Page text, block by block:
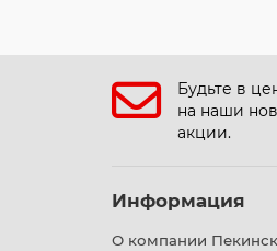
Будьте в
на наши
акции.
Информация
О компании